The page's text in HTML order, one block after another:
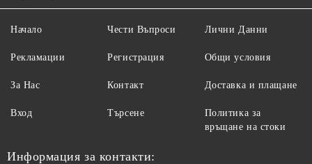
Начало
Рекламации
За Нас
Вход
Чести Въпроси
Регистрация
Контакт
Търсене
Лични Данни
Общи условия
Доставка и плащане
Политика за
връщане на стоки
Информация за контакти: